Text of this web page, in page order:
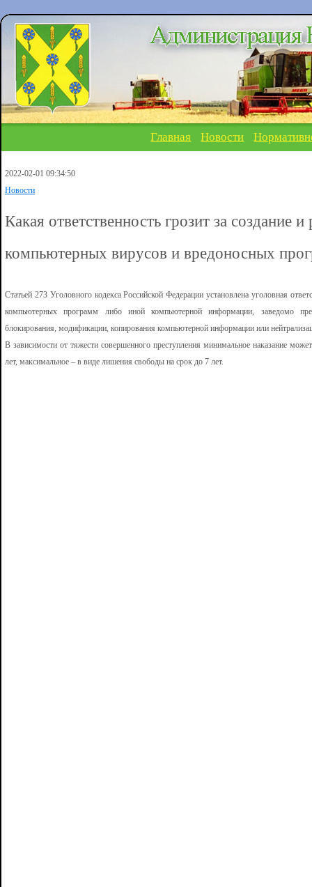
Главная Новости
2022-02-01 09:34:50
Новости
Какая ответственность грозит за создание
компьютерных вирусов и вредоносных
Статьей 273 Уголовного кодекса Российской Федерации установлена уголовная
компьютерных программ либо иной компьютерной информации, заведомо
блокирования, модификации, копирования компьютерной информации или
В зависимости от тяжести совершенного преступления минимальное наказание
лет, максимальное – в виде лишения свободы на срок до 7 лет.